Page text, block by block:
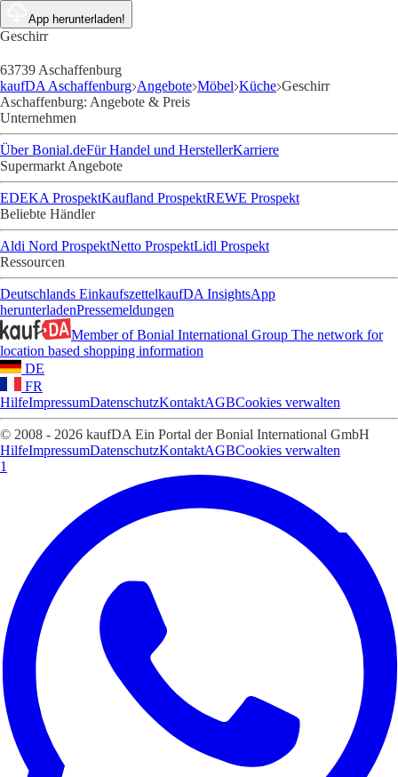
App herunterladen!
Geschirr
63739 Aschaffenburg
kaufDA Aschaffenburg Angebote Möbel Küche Geschirr
Aschaffenburg: Angebote & Preis
Unternehmen
Über Bonial.deFür Handel und HerstellerKarriere
Supermarkt Angebote
EDEKA ProspektKaufland ProspektREWE Prospekt
Beliebte Händler
Aldi Nord ProspektNetto ProspektLidl Prospekt
Ressourcen
Deutschlands EinkaufszettelkaufDA InsightsApp
herunterladenPressemeldungen
Member of Bonial International Group The network for
location based shopping information
DE
FR
HilfeImpressumDatenschutzKontaktAGBCookies verwalten
© 2008 - 2026 kaufDA Ein Portal der Bonial International GmbH
HilfeImpressumDatenschutzKontaktAGBCookies verwalten
1